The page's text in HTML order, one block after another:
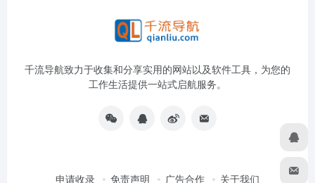
千流导航致力于收集和分享实用的网站以及软件工具，为您的
工作生活提供一站式启航服务。
申请收录 免责声明 广告合作 关于我们